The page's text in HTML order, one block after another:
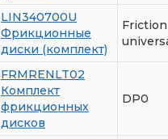
LIN340700U
Фрикционные
диски (комплект)
FRMRENLT02
Комплект
фрикционных
дисков
DP0